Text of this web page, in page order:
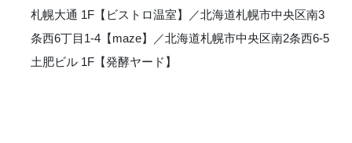
札幌大通 1F【ビストロ温室】／北海道札幌市中央区南3
条西6丁目1-4【maze】／北海道札幌市中央区南2条西6-5
土肥ビル 1F【発酵ヤード】